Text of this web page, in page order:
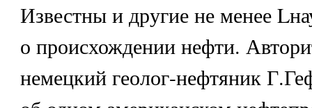
Известны и другие не менее
о происхождении нефти.
немецкий геолог-нефтяник